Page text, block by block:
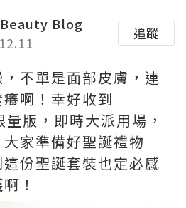
Blog
追蹤
不單是面部皮膚，連
啊！幸好收到
版，即時大派用場，
家準備好聖誕禮物
份聖誕套裝也定必感
！